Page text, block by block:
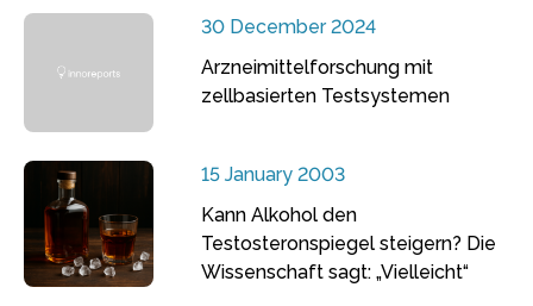
30 December 2024
Arzneimittelforschung mit
zellbasierten Testsystemen
15 January 2003
Kann Alkohol den
Testosteronspiegel steigern? Die
Wissenschaft sagt: „Vielleicht“